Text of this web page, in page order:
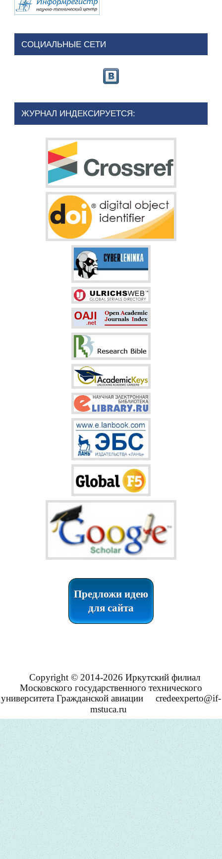
СОЦИАЛЬНЫЕ СЕТИ
ЖУРНАЛ ИНДЕКСИРУЕТСЯ:
Предложи идею
для сайта
Copyright © 2014-2026 Иркутский филиал
Московского государственного технического
университета Гражданской авиации
credeexperto@if-
mstuca.ru